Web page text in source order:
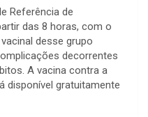
Referência de
das 8 horas, com o
desse grupo
decorrentes
A vacina contra a
disponível gratuitamente